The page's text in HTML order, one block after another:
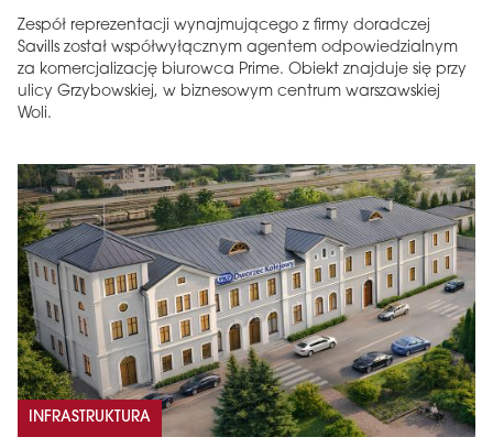
Zespół reprezentacji wynajmującego z firmy doradczej
Savills został współwyłącznym agentem odpowiedzialnym
za komercjalizację biurowca Prime. Obiekt znajduje się przy
ulicy Grzybowskiej, w biznesowym centrum warszawskiej
Woli.
INFRASTRUKTURA